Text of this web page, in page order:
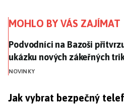
MOHLO BY VÁS ZAJÍMAT
Podvodníci na Bazoši
Podvodníci na Bazoši
ukázku nových zákeřných
NOVINKY
Jak vybrat bezpečný